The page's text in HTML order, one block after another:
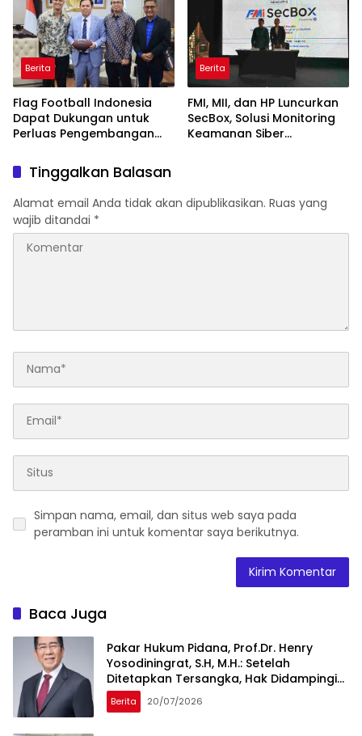
Berita
Flag Football Indonesia
Dapat Dukungan untuk
Perluas Pengembangan
Berita
FMI, MII, dan HP Luncurkan
SecBox, Solusi Monitoring
Keamanan Siber
monitoring, dan respons
ancaman Siber secara
Tinggalkan Balasan
Alamat email Anda tidak akan dipublikasikan. Ruas yang
wajib ditandai *
Simpan nama, email, dan situs web saya pada
peramban ini untuk komentar saya berikutnya.
Baca Juga
Pakar Hukum Pidana, Prof.Dr. Henry
Yosodiningrat, S.H, M.H.: Setelah
Ditetapkan Tersangka, Hak Didampingi
Pengacara Justru Lebih Kuat
Berita 20/07/2026